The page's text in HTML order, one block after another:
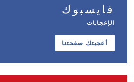
فايسبوك
الإعجابات
أعجبتك صفحتنا